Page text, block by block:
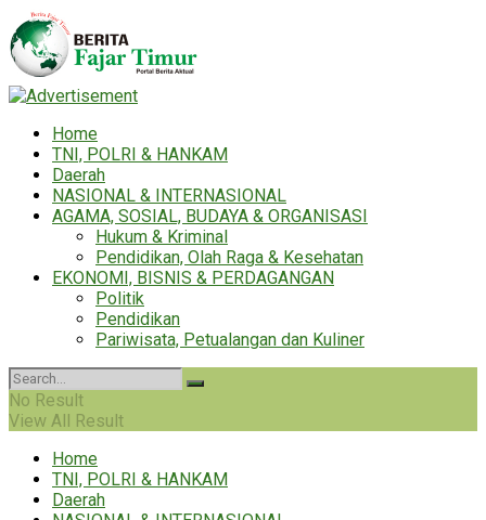
Home
TNI, POLRI & HANKAM
Daerah
NASIONAL & INTERNASIONAL
AGAMA, SOSIAL, BUDAYA & ORGANISASI
Hukum & Kriminal
Pendidikan, Olah Raga & Kesehatan
EKONOMI, BISNIS & PERDAGANGAN
Politik
Pendidikan
Pariwisata, Petualangan dan Kuliner
No Result
View All Result
Home
TNI, POLRI & HANKAM
Daerah